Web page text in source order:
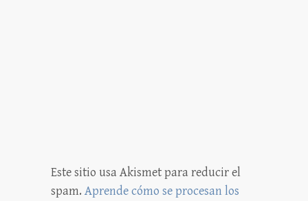
Este sitio usa Akismet para reducir el
spam. Aprende cómo se procesan los